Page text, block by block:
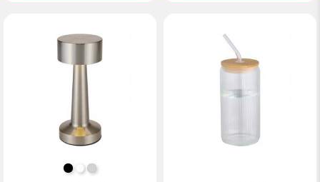
INTENS ZWART
WITZILVER